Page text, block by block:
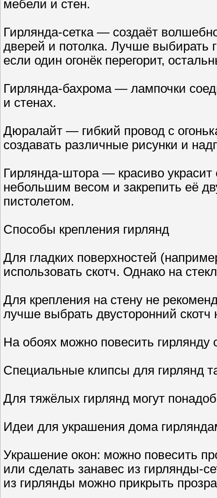
мебели и стен.
Гирлянда-сетка — создаёт
дверей и потолка. Лучше выбирать
если один огонёк перегорит,
Гирлянда-бахрома — лампочки
и стенах.
Дюралайт — гибкий провод с
создавать различные рисунки и
Гирлянда-штора — красиво
небольшим весом и закрепить её
пистолетом.
Способы крепления гирлянд
Для гладких поверхностей
использовать скотч. Однако на
Для крепления на стену не
лучше выбрать двусторонний скотч
На обоях можно повесить
Специальные клипсы для гирлянд
Для тяжёлых гирлянд могут
Идеи для украшения дома
Украшение окон: можно повесить
или сделать занавес из гирлянды-
из гирлянды можно прикрыть